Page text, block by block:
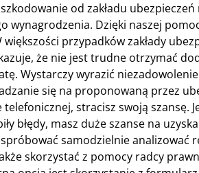
od zakładu
wynagrodzenia. Dzięki naszej
większości przypadków zakłady
że nie jest trudne otrzymać
Wystarczy wyrazić
się na proponowaną przez
stracisz swoją szansę.
błędy, masz duże szanse na
samodzielnie
skorzystać z pomocy radcy